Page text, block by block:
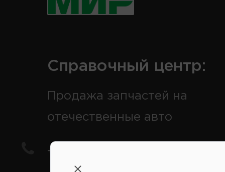
Справочный центр:
Продажа запчастей на
отечественные авто
+7(978) 206-206-5